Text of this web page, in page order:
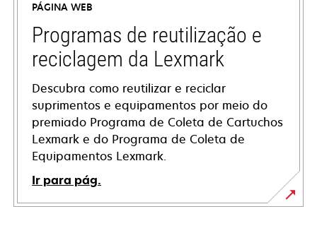
new
tab
PÁGINA WEB
Programas de reutilização e
reciclagem da Lexmark
Descubra como reutilizar e reciclar
suprimentos e equipamentos por meio do
premiado Programa de Coleta de Cartuchos
Lexmark e do Programa de Coleta de
Equipamentos Lexmark.
Ir para pág.